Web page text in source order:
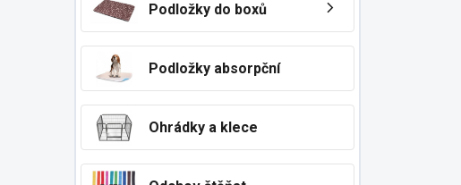
Podložky do boxů
Podložky absorpční
Ohrádky a klece